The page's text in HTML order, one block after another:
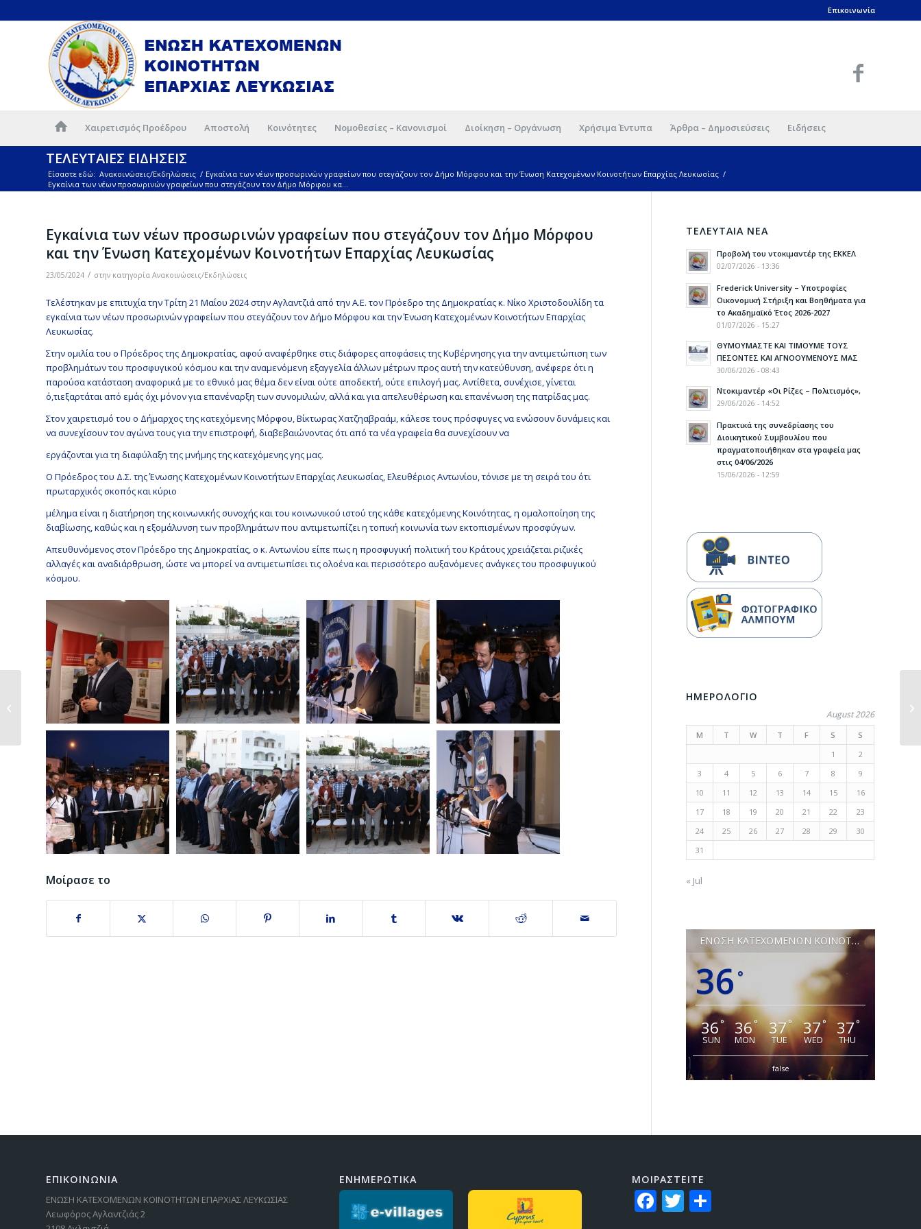
Επικοινωνία
Χαιρετισμός Προέδρου Αποστολή Κοινότητες Νομοθεσίες – Κανονισμοί Διοίκηση – Οργάνωση Χρήσιμα Έντυπα Άρθρα – Δημοσιεύσεις Ειδήσεις
ΤΕΛΕΥΤΑΙΕΣ ΕΙΔΗΣΕΙΣ
Είσαστε εδώ: Ανακοινώσεις/Εκδηλώσεις / Εγκαίνια των νέων προσωρινών γραφείων που στεγάζουν τον Δήμο Μόρφου και την Ένωση Κατεχομένων Κοινοτήτων Επαρχίας Λευκωσίας /
Εγκαίνια των νέων προσωρινών γραφείων που στεγάζουν τον Δήμο Μόρφου κα...
Εγκαίνια των νέων προσωρινών γραφείων που στεγάζουν τον Δήμο Μόρφου
και την Ένωση Κατεχομένων Κοινοτήτων Επαρχίας Λευκωσίας
23/05/2024 / στην κατηγορία Ανακοινώσεις/Εκδηλώσεις
Τελέστηκαν με επιτυχία την Τρίτη 21 Μαΐου 2024 στην Αγλαντζιά από την Α.Ε. τον Πρόεδρο της Δημοκρατίας κ. Νίκο Χριστοδουλίδη τα
εγκαίνια των νέων προσωρινών γραφείων που στεγάζουν τον Δήμο Μόρφου και την Ένωση Κατεχομένων Κοινοτήτων Επαρχίας
Λευκωσίας.
Στην ομιλία του ο Πρόεδρος της Δημοκρατίας, αφού αναφέρθηκε στις διάφορες αποφάσεις της Κυβέρνησης για την αντιμετώπιση των
προβλημάτων του προσφυγικού κόσμου και την αναμενόμενη εξαγγελία άλλων μέτρων προς αυτή την κατεύθυνση, ανέφερε ότι η
παρούσα κατάσταση αναφορικά με το εθνικό μας θέμα δεν είναι ούτε αποδεκτή, ούτε επιλογή μας. Αντίθετα, συνέχισε, γίνεται
ό,τιεξαρτάται από εμάς όχι μόνον για επανέναρξη των συνομιλιών, αλλά και για απελευθέρωση και επανένωση της πατρίδας μας.
Στον χαιρετισμό του ο Δήμαρχος της κατεχόμενης Μόρφου, Βίκτωρας Χατζηαβραάμ, κάλεσε τους πρόσφυγες να ενώσουν δυνάμεις και
να συνεχίσουν τον αγώνα τους για την επιστροφή, διαβεβαιώνοντας ότι από τα νέα γραφεία θα συνεχίσουν να
εργάζονται για τη διαφύλαξη της μνήμης της κατεχόμενης γης μας.
Ο Πρόεδρος του Δ.Σ. της Ένωσης Κατεχομένων Κοινοτήτων Επαρχίας Λευκωσίας, Ελευθέριος Αντωνίου, τόνισε με τη σειρά του ότι
πρωταρχικός σκοπός και κύριο
μέλημα είναι η διατήρηση της κοινωνικής συνοχής και του κοινωνικού ιστού της κάθε κατεχόμενης Κοινότητας, η ομαλοποίηση της
διαβίωσης, καθώς και η εξομάλυνση των προβλημάτων που αντιμετωπίζει η τοπική κοινωνία των εκτοπισμένων προσφύγων.
Απευθυνόμενος στον Πρόεδρο της Δημοκρατίας, ο κ. Αντωνίου είπε πως η προσφυγική πολιτική του Κράτους χρειάζεται ριζικές
αλλαγές και αναδιάρθρωση, ώστε να μπορεί να αντιμετωπίσει τις ολοένα και περισσότερο αυξανόμενες ανάγκες του προσφυγικού
κόσμου.
Μοίρασε το
ΤΕΛΕΥΤΑΙΑ ΝΕΑ
Προβολή του ντοκιμαντέρ της ΕΚΚΕΛ
02/07/2026 - 13:36
Frederick University – Υποτροφίες
Οικονομική Στήριξη και Βοηθήματα για
το Ακαδημαϊκό Έτος 2026-2027
01/07/2026 - 15:27
ΘΥΜΟΥΜΑΣΤΕ ΚΑΙ ΤΙΜΟΥΜΕ ΤΟΥΣ
ΠΕΣΟΝΤΕΣ ΚΑΙ ΑΓΝΟΟΥΜΕΝΟΥΣ ΜΑΣ
30/06/2026 - 08:43
Ντοκιμαντέρ «Οι Ρίζες – Πολιτισμός»,
29/06/2026 - 14:52
Πρακτικά της συνεδρίασης του
Διοικητικού Συμβουλίου που
πραγματοποιήθηκαν στα γραφεία μας
στις 04/06/2026
15/06/2026 - 12:59
ΗΜΕΡΟΛΟΓΙΟ
August 2026
M T W T F S
S
1
2
3
4 5 6 7 8
9
10
11 12 13 14 15
16
17
18 19 20 21 22
23
24
25 26 27 28 29
30
31
« Jul
ΕΝΩΣΗ ΚΑΤΕΧΟΜΕΝΩΝ ΚΟΙΝΟΤΗΤΩΝ ΛΕΥΚΩΣΙΑΣ
36 °
36°
SUN
36°
MON
37°
TUE
37°
WED
37°
THU
false
ΕΠΙΚΟΙΝΩΝΙΑ
ΕΝΩΣΗ ΚΑΤΕΧΟΜΕΝΩΝ ΚΟΙΝΟΤΗΤΩΝ ΕΠΑΡΧΙΑΣ ΛΕΥΚΩΣΙΑΣ
Λεωφόρος Αγλαντζιάς 2
ΕΝΗΜΕΡΩΤΙΚΑ ΜΟΙΡΑΣTEITE
Facebook
Twitter
ΧΑΙΡΕΤΙΣΜΟΣ
ΠΡΟΕΔΡΟΥ ΕΚΚΕΛ κ.
ΛΕΥΤΕΡΗ ΑΝ�...